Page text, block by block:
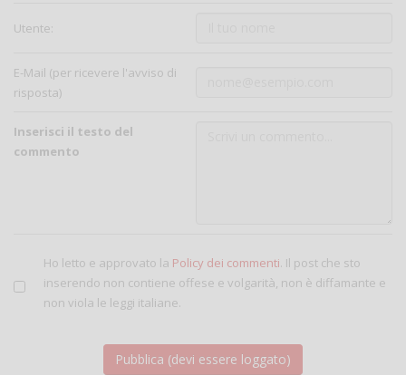
Utente:
E-Mail (per ricevere l'avviso di
risposta)
Inserisci il testo del
commento
Ho letto e approvato la Policy dei commenti. Il post che sto
inserendo non contiene offese e volgarità, non è diffamante e
non viola le leggi italiane.